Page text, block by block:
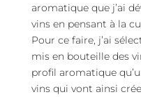
aromatique que j’ai
vins en pensant à la
Pour ce faire, j’ai
mis en bouteille des
profil aromatique
vins qui vont ainsi